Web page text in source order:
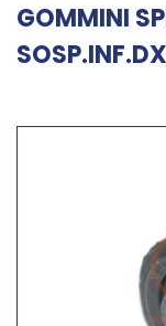
GOMMINI